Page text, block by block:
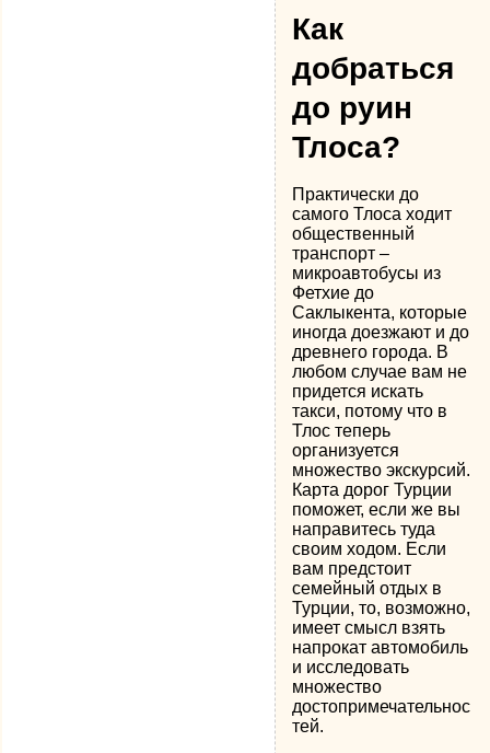
Как
добраться
до руин
Тлоса?
Практически до
самого Тлоса ходит
общественный
транспорт –
микроавтобусы из
Фетхие до
Саклыкента, которые
иногда доезжают и до
древнего города. В
любом случае вам не
придется искать
такси, потому что в
Тлос теперь
организуется
множество экскурсий.
Карта дорог Турции
поможет, если же вы
направитесь туда
своим ходом. Если
вам предстоит
семейный отдых в
Турции, то, возможно,
имеет смысл взять
напрокат автомобиль
и исследовать
множество
достопримечательнос
тей.